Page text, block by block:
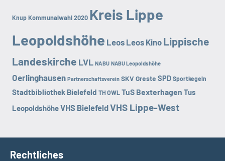
Knup Kommunalwahl 2020 Kreis Lippe
Leopoldshöhe Leos Leos Kino Lippische
Landeskirche LVL NABU NABU Leopoldshöhe
Oerlinghausen Partnerschaftsverein SKV Greste SPD Sportkegeln
Stadtbibliothek Bielefeld TH OWL TuS Bexterhagen Tus
LeopoldshöheVHS BielefeldVHS Lippe-West
Rechtliches